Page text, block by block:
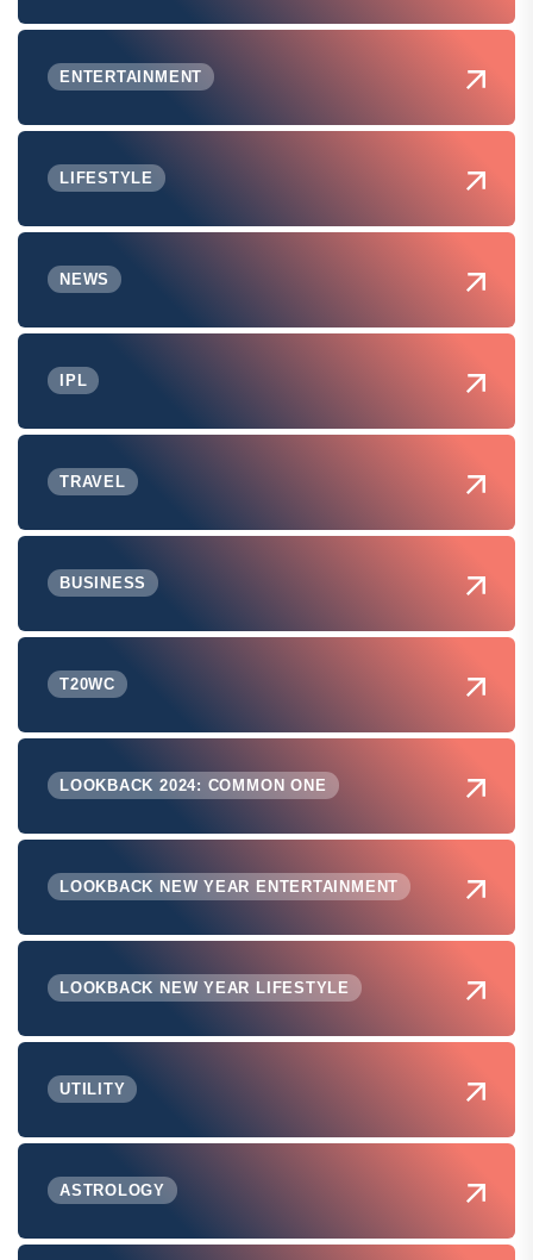
ENTERTAINMENT
LIFESTYLE
NEWS
IPL
TRAVEL
BUSINESS
T20WC
LOOKBACK 2024: COMMON ONE
LOOKBACK NEW YEAR ENTERTAINMENT
LOOKBACK NEW YEAR LIFESTYLE
UTILITY
ASTROLOGY